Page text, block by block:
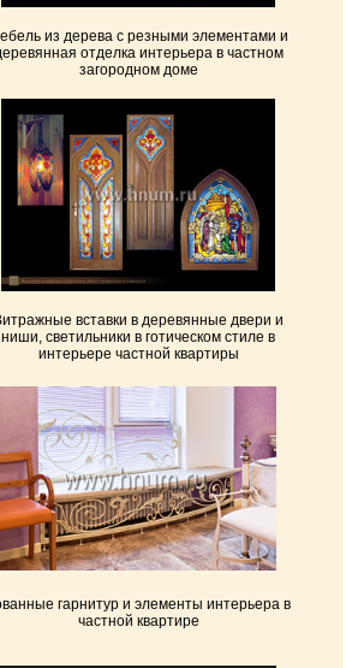
из дерева с резными элементами и
отделка интерьера в частном
загородном доме
вставки в деревянные двери и
ниши, светильники в готическом стиле в
интерьере частной квартиры
гарнитур и элементы интерьера в
частной квартире